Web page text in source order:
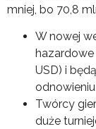
mniej, bo 70,8
W nowej
hazardowe
USD) i
Twórcy
duże